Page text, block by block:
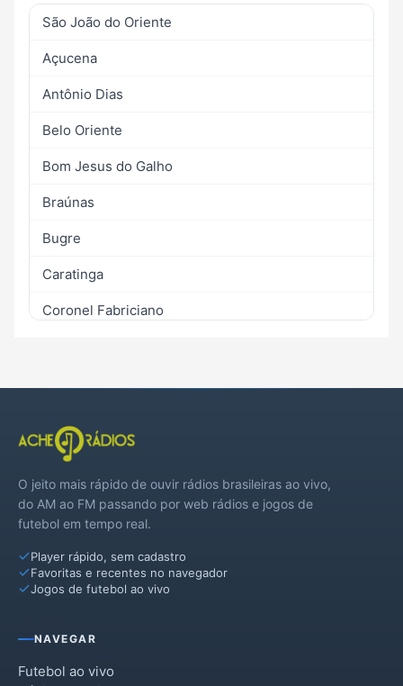
São João do Oriente
Açucena
Antônio Dias
Belo Oriente
Bom Jesus do Galho
Braúnas
Bugre
Caratinga
Coronel Fabriciano
Entre Folhas
Iapu
Ipaba
Ipatinga
Jaguaraçu
Joanésia
Marliéria
O jeito mais rápido de ouvir rádios brasileiras ao vivo,
do AM ao FM passando por web rádios e jogos de
futebol em tempo real.
Player rápido, sem cadastro
Favoritas e recentes no navegador
Jogos de futebol ao vivo
NAVEGAR
Futebol ao vivo